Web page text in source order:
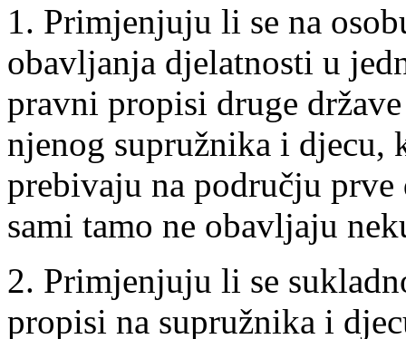
1. Primjenjuju li se na
obavljanja djelatnosti u
pravni propisi druge
njenog supružnika i djecu,
prebivaju na području
sami tamo ne obavljaju
2. Primjenjuju li se
propisi na supružnika i